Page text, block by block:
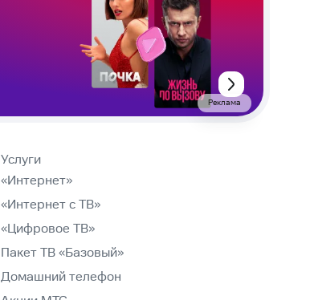
Реклама
Услуги
«Интернет»
«Интернет с ТВ»
«Цифровое ТВ»
Пакет ТВ «Базовый»
Домашний телефон